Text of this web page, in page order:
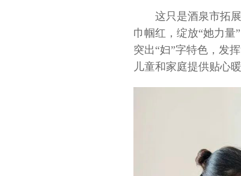
这只是酒泉市拓
巾帼红，绽放“她力量
突出“妇”字特色，发
儿童和家庭提供贴心